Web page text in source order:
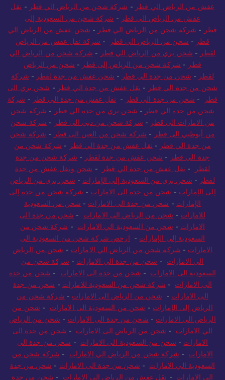
عفش من الرياض الي قطر - شركة شحن من الرياض الي قطر - نقل
عفش من الرياض الي قطر - شركة شحن من السعودية إلى
قطر - شركة شحن من الرياض الي قطر - شحن عفش من الرياض الي
قطر - شحن من الرياض الي قطر - شركة نقل عفش من الرياض
لقطر - شحن بري من الرياض الي قطر - شركة شحن من الرياض الي
قطر - شركة شحن من الرياض إلى قطر - شحن من الرياض
لقطر - شحن من جدة الي قطر - شحن عفش من جدة لقطر - شركة
شحن من جدة الي قطر - نقل عفش من جدة الي قطر - شحن بري الى
قطر
- شحن من جدة الي قطر - نقل عفش من جدة الي قطر - شركة
شحن من جدة الي قطر - شحن بري من جدة الي قطر - شركة شحن
من الامارات الى قطر - شركة شحن من دبي الى قطر - شركة شحن
من أبوظبي الى قطر - شركة شحن من العين الى قطر - شركة شحن
من جدة الي قطر - نقل عفش من جدة الي قطر - شركة شحن من
جدة الي قطر - شحن عفش من جدة لقطر - شركة شحن من جدة
لقطر
- نقل عفش من جدة الي قطر - شحن ونقل عفش من جدة
لقطر - شحن بري من السعودية إلى الإمارات - شحن بري من الرياض
إلى الإمارات - شحن من جدة الى الامارات - شركة شحن من جدة إلى
الإمارات - شحن من جدة الى الامارات - شحن من السعودية
للامارات - شحن من الرياض الى الامارات - شحن من جدة الى
الامارات - شحن من السعودية الي الامارات - شركة شحن من
السعودية إلى الإمارات - ارخص شركة شحن من السعودية الى
الامارات - شركة شحن من الرياض الي الامارات - شحن من الرياض
الي الامارات - شحن من جدة الى الامارات - شركة شحن من
السعودية الى الامارات - شحن من جدة الى الامارات - شحن من جدة
الى الامارات - شركة شحن من السعودية للامارات - شحن من جدة
الى الامارات - شحن من الرياض الى الامارات - شركة شحن من
الرياض إلى الإمارات - شحن من السعودية الى الامارات - شحن من
الرياض الى الامارات - شحن من جدة الى الامارات - شحن من الرياض
الي الامارات - شحن من الرياض الى الامارات - شحن من جدة الى
الامارات - شحن من السعودية الى الامارات - شحن من جدة الى
الامارات - شركة شحن من الرياض الي الامارات - شركة شحن من
السعودية الي الامارات - شحن من جدة الى الامارات - شحن من جدة
الى الامارات - نقل عفش من الرياض الى الامارات - شحن من جدة